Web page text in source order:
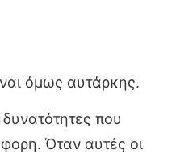
όμως αυτάρκης.
δυνατότητες που
Όταν αυτές οι